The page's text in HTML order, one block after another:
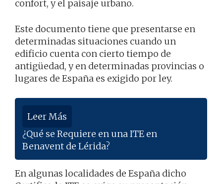
confort, y el paisaje urbano.
Este documento tiene que presentarse en
determinadas situaciones cuando un
edificio cuenta con cierto tiempo de
antigüedad, y en determinadas provincias o
lugares de España es exigido por ley.
Leer Más
¿Qué se Requiere en una ITE en
Benavent de Lérida?
En algunas localidades de España dicho